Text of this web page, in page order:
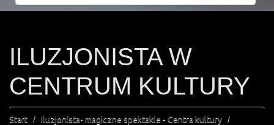
ILUZJONISTA W
CENTRUM KULTURY
Start
Iluzjonista- magiczne spektakle - Centra kultury